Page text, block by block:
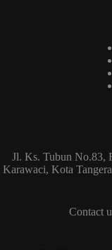
Jl. Ks. Tubun No.83,
Karawaci, Kota
Contact